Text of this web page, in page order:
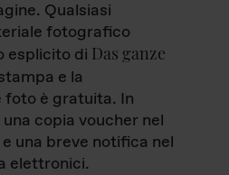
Qualsiasi
fotografico
esplicito di Das ganze
e la
foto è gratuita. In
copia voucher nel
una breve notifica nel
elettronici.